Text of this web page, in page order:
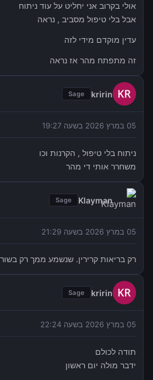
אולי בקרוב אני יחליט על עוד ניתוח
אבל בלי טיפול מסביב , נראה
עדין מוקדם מידי לזה
זה מתפתח מהר אז נראה
kririn
Sage
05 במרץ 2026 בשעה 19:27
ניתוח בלי טיפול , הקרנות וכו
משחרר אותי די מהר
Klayman
Sage
05 במרץ 2026 בשעה 21:29
רק בריאות קרירין. שנשמע ממך רק
kririn
Sage
05 במרץ 2026 בשעה 22:24
תודה לכולם
ידבר מולה יום ראשון